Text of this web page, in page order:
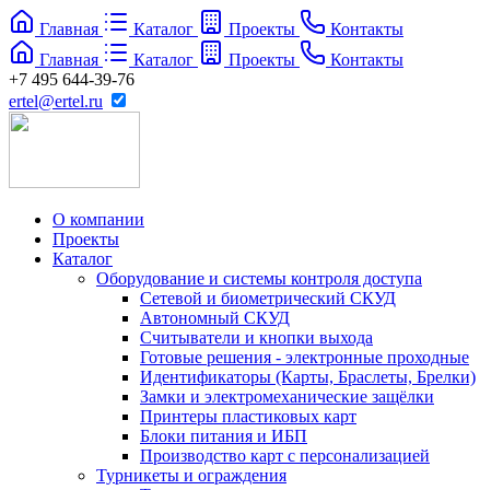
Главная Каталог Проекты
Контакты
Главная
Каталог Проекты
Контакты
+7 495 644-39-76
ertel@ertel.ru
О компании
Проекты
Каталог
Оборудование и системы контроля доступа
Сетевой и биометрический СКУД
Автономный СКУД
Считыватели и кнопки выхода
Готовые решения - электронные проходные
Идентификаторы (Карты, Браслеты, Брелки)
Замки и электромеханические защёлки
Принтеры пластиковых карт
Блоки питания и ИБП
Производство карт с персонализацией
Турникеты и ограждения